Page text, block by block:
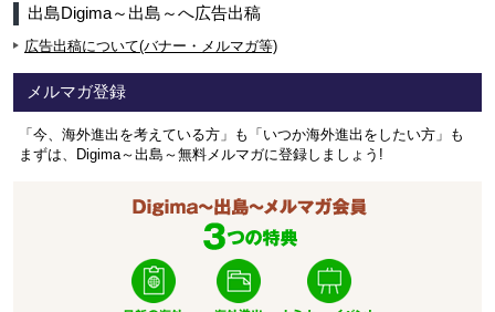
出島Digima～出島～へ広告出稿
広告出稿について(バナー・メルマガ等)
メルマガ登録
「今、海外進出を考えている方」も「いつか海外進出をしたい方」も
まずは、Digima～出島～無料メルマガに登録しましょう!